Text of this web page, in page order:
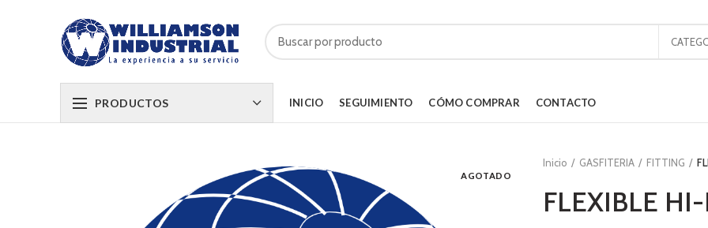
PRODUCTOS INICIO SEGUIMIENTO CÓMO COMPRAR CONTACTO
AGOTADO
Inicio GASFITERIA FITTING
FLEXIBLE